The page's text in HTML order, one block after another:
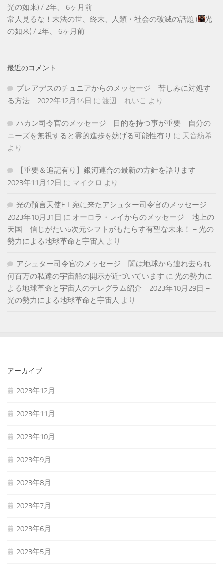
光の如来) / 2年、 6ヶ月前
常人見るな！末法の世、終末、人類・社会の破滅の話題 (
光
の如来) / 2年、 6ヶ月前
最近のコメント
プレアデスのチュニアからのメッセージ 苦しみに対処す
る方法 2022年12月14日 に 渡辺 れいこ より
ハカン司令官のメッセージ 目的を持つ事が重要 自分の
ニーズを無視すると霊的進歩を妨げる可能性有り に 天音紡希
より
【重要＆追記有り】銀河連合の最新の方針を語ります
2023年11月12日 に マイクロ より
光の預言天使E.T.宛に来たアシュター司令官のメッセージ
2023年10月31日 に オーロラ・レイからのメッセージ 地上の
天国 信じがたい5次元シフトがもたらす有望な未来！ – 光の
勢力による地球革命と宇宙人 より
アシュター司令官のメッセージ 闇は地球から連れ去られ
何百万の私達の宇宙船の開示が近づいています に 光の勢力に
よる地球革命と宇宙人のテレグラム紹介 2023年10月29日 –
光の勢力による地球革命と宇宙人 より
アーカイブ
2023年12月
2023年11月
2023年10月
2023年9月
2023年8月
2023年7月
2023年6月
2023年5月